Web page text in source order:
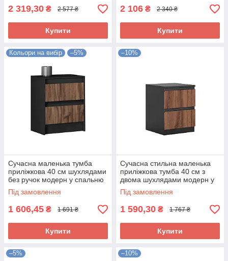
2 319,30 ₴ 2 577 ₴
Купити
2 106 ₴ 2 340 ₴
Купити
Кольори на вибір –5%
Сучасна маленька тумба
приліжкова 40 см шухлядами
без ручок модерн у спальню
ЛДСП Соло Київський
Стандарт
Під замовлення
1 606,45 ₴ 1 691 ₴
Купити
–10%
Сучасна стильна маленька
приліжкова тумба 40 см з
двома шухлядами модерн у
спальню ДСП Фріда Світ
Меблів
Під замовлення
1 590,30 ₴ 1 767 ₴
Купити
–5% –10%